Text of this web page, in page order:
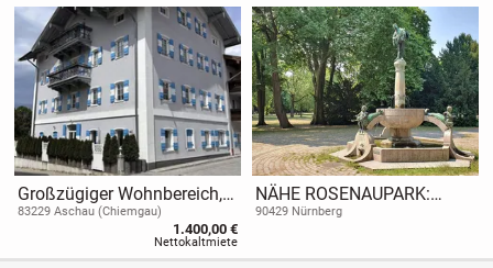
Großzügiger Wohnbereich,
50 m² Dachterrasse und
Bergblick - Wohnen in
Aschau
83229 Aschau (Chiemgau)
1.400,00 €
Nettokaltmiete
NÄHE ROSENAUPARK:
Stilvolle 3-Zimmer-
im Hochparterre eines
90429 Nürnberg